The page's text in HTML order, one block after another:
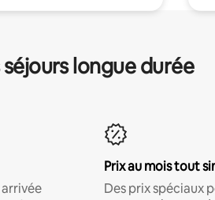
longue durée
Prix au mois tout
Des prix spéciaux